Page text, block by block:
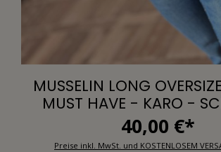
MUSSELIN LONG
MUST HAVE - KARO -
40,00 €*
Preise inkl. MwSt. und KOSTENLOSEM